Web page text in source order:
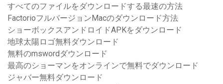
すべてのファイルをダウンロードする最速の方法
FactorioフルバージョンMacのダウンロード方法
ショーボックスアンドロイドAPKをダウンロード
地球太陽ロゴ無料ダウンロード
無料のmswordダウンロード
最高のショーマンをオンラインで無料でダウンロード
ジャバー無料ダウンロード